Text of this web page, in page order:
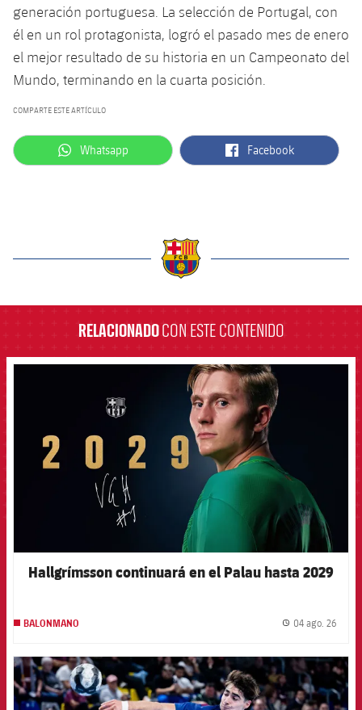
generación portuguesa. La selección de Portugal, con
él en un rol protagonista, logró el pasado mes de enero
el mejor resultado de su historia en un Campeonato del
Mundo, terminando en la cuarta posición.
COMPARTE ESTE ARTÍCULO
label.aria.whatsapp
Whatsapp label.aria.facebook
Facebook
RELACIONADOCON ESTE CONTENIDO
FCB Barcelona badge
Hallgrímsson continuará en el Palau hasta 2029
BALONMANO 04 ago. 26
FCB Barcelona badge